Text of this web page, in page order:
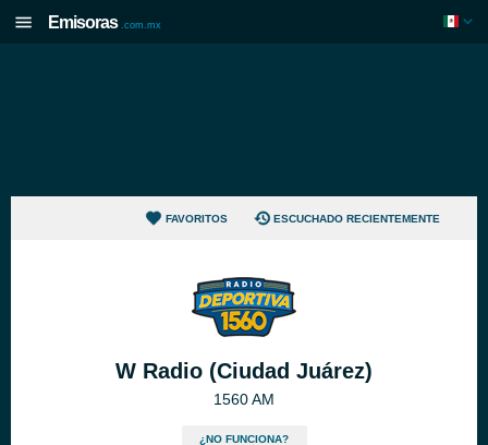
Emisoras .com.mx
FAVORITOS ESCUCHADO RECIENTEMENTE
W Radio (Ciudad Juárez)
1560 AM
¿NO FUNCIONA?